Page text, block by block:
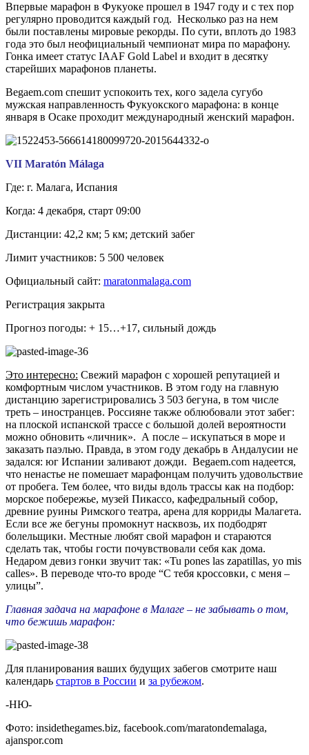
Впервые марафон в Фукуоке прошел в 1947 году и с тех пор
регулярно проводится каждый год. Несколько раз на нем
были поставлены мировые рекорды. По сути, вплоть до 1983
года это был неофициальный чемпионат мира по марафону.
Гонка имеет статус IAAF Gold Label и входит в десятку
старейших марафонов планеты.
Begaem.com спешит успокоить тех, кого задела сугубо
мужская направленность Фукуокского марафона: в конце
января в Осаке проходит международный женский марафон.
VII Maratón Málaga
Где: г. Малага, Испания
Когда: 4 декабря, старт 09:00
Дистанции: 42,2 км; 5 км; детский забег
Лимит участников: 5 500 человек
Официальный сайт: maratonmalaga.com
Регистрация закрыта
Прогноз погоды: + 15…+17, сильный дождь
Это интересно: Свежий марафон с хорошей репутацией и
комфортным числом участников. В этом году на главную
дистанцию зарегистрировались 3 503 бегуна, в том числе
треть – иностранцев. Россияне также облюбовали этот забег:
на плоской испанской трассе с большой долей вероятности
можно обновить «личник». А после – искупаться в море и
заказать паэлью. Правда, в этом году декабрь в Андалусии не
задался: юг Испании заливают дожди. Begaem.com надеется,
что ненастье не помешает марафонцам получить удовольствие
от пробега. Тем более, что виды вдоль трассы как на подбор:
морское побережье, музей Пикассо, кафедральный собор,
древние руины Римского театра, арена для корриды Малагета.
Если все же бегуны промокнут насквозь, их подбодрят
болельщики. Местные любят свой марафон и стараются
сделать так, чтобы гости почувствовали себя как дома.
Недаром девиз гонки звучит так: «Tu pones las zapatillas, yo mis
calles». В переводе что-то вроде “С тебя кроссовки, с меня –
улицы”.
Главная задача на марафоне в Малаге – не забывать о том,
что бежишь марафон:
Для планирования ваших будущих забегов смотрите наш
календарь стартов в России и за рубежом.
-НЮ-
Фото: insidethegames.biz, facebook.com/maratondemalaga,
ajanspor.com